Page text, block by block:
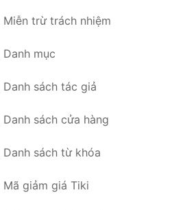
Miễn trừ trách nhiệm
Danh mục
Danh sách tác giả
Danh sách cửa hàng
Danh sách từ khóa
Mã giảm giá Tiki